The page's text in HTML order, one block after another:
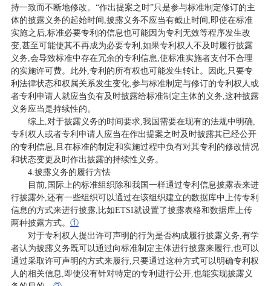
持一致而不断地修改。“作出提案之时”只是参与标准制定修订的主
体的披露义务的起始时间,披露义务不应当有截止时间,即使在标准
实施之后,标准必要专利的信息也可能因为专利无效等程序发生改
变,甚至可能使其不再成为必要专利,如果专利权人不及时履行披露
义务,会导致标准中存在冗余的专利信息,使标准实施者支付不合理
的实施许可费。此外,专利的所有权也可能发生转让。因此,只要专
利法律状态和权属关系发生变化,参与标准制定与修订的专利权人或
者专利申请人就应当负有及时披露给标准制定主体的义务,这种披露
义务应当是持续性的。
综上,对于披露义务的时间要求,我国需要在现有的法规中明确,
专利权人或者专利申请人应当在作出提案之时及时披露其已经公开
的专利信息,且在标准的制定和实施过程中负有对其专利的修改情况
和状态变更及时作出披露的持续性义务。
4.披露义务的履行方怯
目前,国际上的标准组织除和我国一样通过专利信息披露表来进
行披露外,还有一些组织可以通过在该组织建立的数据库中上传专利
信息的方式来进行披露,比如ETSI就设置了披露表格和数据库上传
两种披露方式。 ①
对于专利权人提出许可声明的行为是否构成履行披露义务,有学
者认为披露义务既可以通过向标准制定主体进行披露来履行,也可以
通过采取许可声明的方式来履行,只要通过这种方式可以明确专利权
人的相关信息,即使没有针对特定的专利进行公开,也能实现披露义